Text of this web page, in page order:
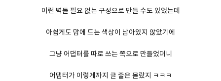
이런 벽돌 필요 없는 구성으로 만들 수도 있었는데
아쉽게도 맘에 드는 색상이 남아있지 않았기에
그냥 어댑터를 따로 쓰는 쪽으로 만들었더니
어댑터가 이렇게까지 클 줄은 몰랐지 ㅋㅋㅋ